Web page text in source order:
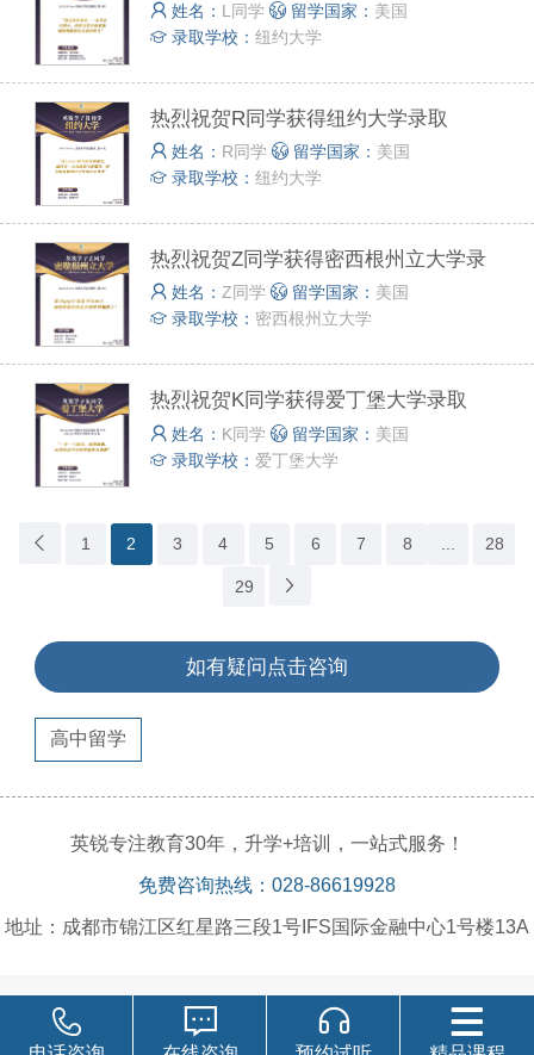
姓名： L同学 留学国家： 美国
录取学校：纽约大学
热烈祝贺R同学获得纽约大学录取
姓名： R同学 留学国家： 美国
录取学校：纽约大学
热烈祝贺Z同学获得密西根州立大学录
取 姓名： Z同学 留学国家： 美国
录取学校： 密西根州立大学
热烈祝贺K同学获得爱丁堡大学录取
姓名： K同学 留学国家： 美国
录取学校： 爱丁堡大学
1 2 3 4 5 6 7 8 28
29
如有疑问点击咨询
高中留学
英锐专注教育30年，升学+培训，一站式服务！
免费咨询热线：028-86619928
地址：成都市锦江区红星路三段1号IFS国际金融中心1号楼13A